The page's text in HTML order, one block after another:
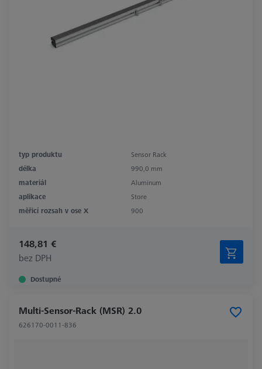
typ produktu
Sensor Rack
délka
990,0 mm
materiál
Aluminum
aplikace
Store
měřicí rozsah v ose X
900
148,81 €
bez DPH
Dostupné
Multi-Sensor-Rack (MSR) 2.0
626170-0011-836